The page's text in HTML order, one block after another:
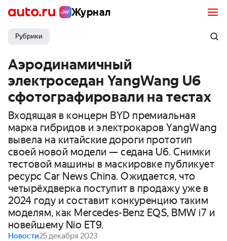
Журнал
Рубрики
Аэродинамичный
электроседан YangWang U6
сфотографировали на тестах
Входящая в концерн BYD премиальная
марка гибридов и электрокаров YangWang
вывела на китайские дороги прототип
своей новой модели — седана U6. Снимки
тестовой машины в маскировке публикует
ресурс Car News China. Ожидается, что
четырёхдверка поступит в продажу уже в
2024 году и составит конкуренцию таким
моделям, как Mercedes-Benz EQS, BMW i7 и
новейшему Nio ET9.
Новости25 декабря 2023